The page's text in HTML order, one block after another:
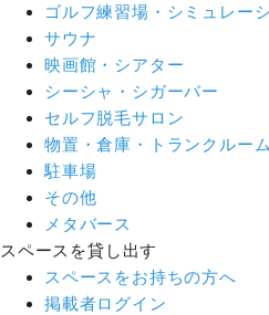
ゴルフ練習場・シミュレー
サウナ
映画館・シアター
シーシャ・シガーバー
セルフ脱毛サロン
物置・倉庫・トランクルーム
駐車場
その他
メタバース
スペースを貸し出す
スペースをお持ちの方へ
掲載者ログイン